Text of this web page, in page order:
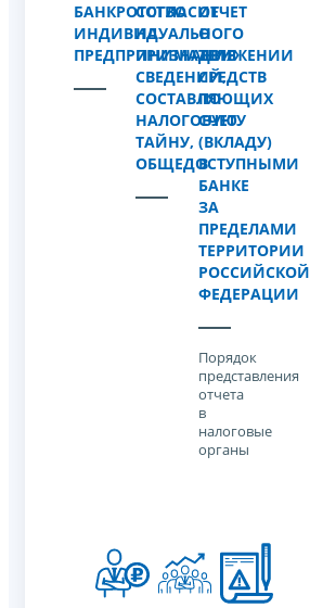
БАНКРОТСТВО
ИНДИВИДУАЛЬНОГО
ПРЕДПРИНИМАТЕЛЯ
СОГЛАСИЕ
НА
ПРИЗНАНИЕ
СВЕДЕНИЙ,
СОСТАВЛЯЮЩИХ
НАЛОГОВУЮ
ТАЙНУ,
ОБЩЕДОСТУПНЫМИ
ОТЧЕТ
О
ДВИЖЕНИИ
СРЕДСТВ
ПО
СЧЕТУ
(ВКЛАДУ)
В
БАНКЕ
ЗА
ПРЕДЕЛАМИ
ТЕРРИТОРИИ
РОССИЙСКОЙ
ФЕДЕРАЦИИ
Порядок
представления
отчета
в
налоговые
органы